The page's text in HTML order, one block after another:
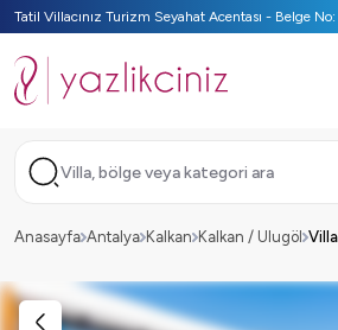
Tatil Villacınız Turizm Seyahat Acentası - Belge
Villa, bölge veya kategori ara
Anasayfa Antalya Kalkan Kalkan / Ulugöl